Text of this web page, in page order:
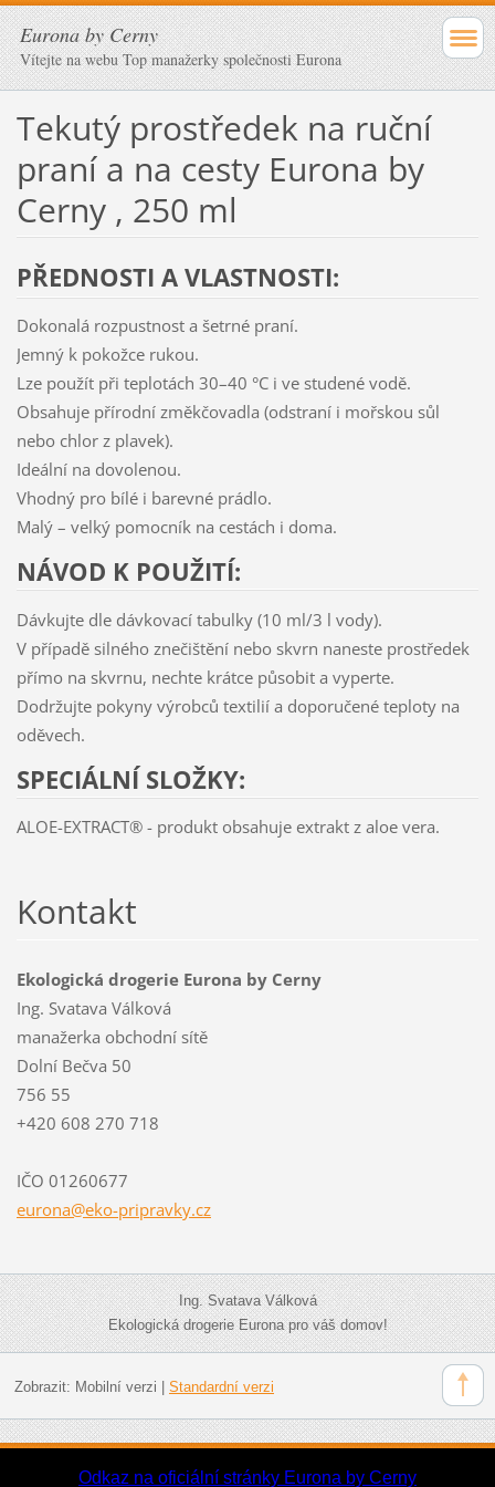
Eurona by Cerny
Vítejte na webu Top manažerky společnosti Eurona
Tekutý prostředek na ruční
praní a na cesty Eurona by
Cerny , 250 ml
PŘEDNOSTI A VLASTNOSTI:
Dokonalá rozpustnost a šetrné praní.
Jemný k pokožce rukou.
Lze použít při teplotách 30–40 °C i ve studené vodě.
Obsahuje přírodní změkčovadla (odstraní i mořskou sůl
nebo chlor z plavek).
Ideální na dovolenou.
Vhodný pro bílé i barevné prádlo.
Malý – velký pomocník na cestách i doma.
NÁVOD K POUŽITÍ:
Dávkujte dle dávkovací tabulky (10 ml/3 l vody).
V případě silného znečištění nebo skvrn naneste prostředek
přímo na skvrnu, nechte krátce působit a vyperte.
Dodržujte pokyny výrobců textilií a doporučené teploty na
oděvech.
SPECIÁLNÍ SLOŽKY:
ALOE-EXTRACT® - produkt obsahuje extrakt z aloe vera.
Kontakt
Ekologická drogerie Eurona by Cerny
Ing. Svatava Válková
manažerka obchodní sítě
Dolní Bečva 50
756 55
+420 608 270 718
IČO 01260677
eurona@eko-pripravky.cz
Ing. Svatava Válková
Ekologická drogerie Eurona pro váš domov!
Zobrazit: Mobilní verzi Standardní verzi
Odkaz na oficiální stránky Eurona by Cerny